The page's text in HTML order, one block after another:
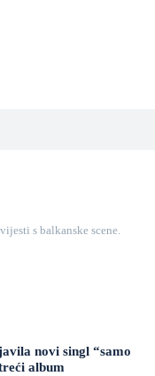
s balkanske scene.
novi singl “samo
album